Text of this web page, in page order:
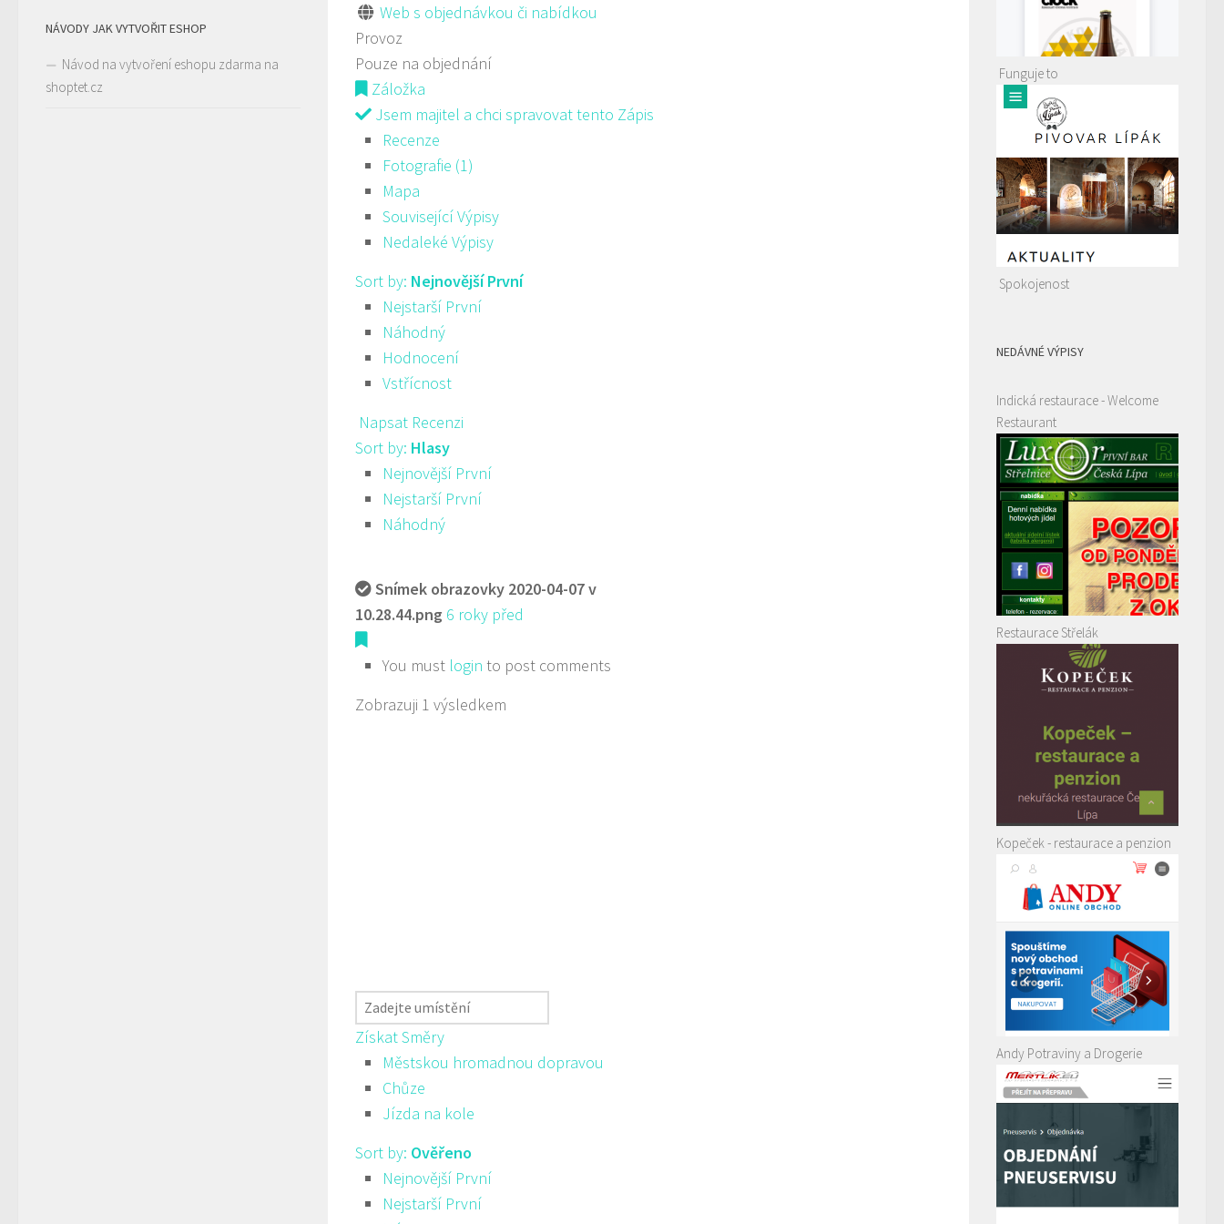
Web s objednávkou či nabídkou
Provoz
Pouze na objednání
Záložka
Jsem majitel a chci spravovat tento Zápis
Recenze
Fotografie (1)
Mapa
Související Výpisy
Nedaleké Výpisy
Sort by: Nejnovější První
Nejstarší První
Náhodný
Hodnocení
Vstřícnost
Napsat Recenzi
Sort by: Hlasy
Nejnovější První
Nejstarší První
Náhodný
Snímek obrazovky 2020-04-07 v
10.28.44.png 6 roky před
You must login to post comments
Zobrazuji 1 výsledkem
Získat Směry
Městskou hromadnou dopravou
Chůze
Jízda na kole
Sort by: Ověřeno
Nejnovější První
Nejstarší První
NÁVODY JAK VYTVOŘIT ESHOP
Návod na vytvoření eshopu zdarma na
shoptet.cz
Funguje to
Spokojenost
NEDÁVNÉ VÝPISY
Indická restaurace - Welcome
Restaurant
Restaurace Střelák
Kopeček - restaurace a penzion
Andy Potraviny a Drogerie